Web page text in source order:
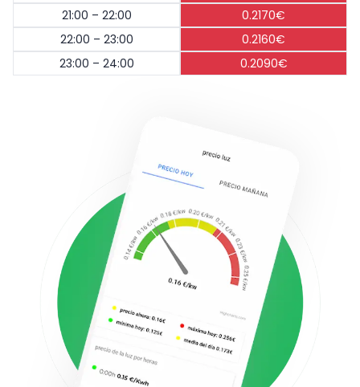
21:00 – 22:00
0.2170€
22:00 – 23:00
0.2160€
23:00 – 24:00
0.2090€